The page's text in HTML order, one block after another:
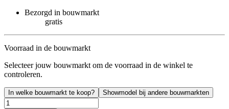
Bezorgd in bouwmarkt
gratis
Voorraad in de bouwmarkt
Selecteer jouw bouwmarkt om de voorraad in de winkel te
controleren.
In welke bouwmarkt te koop? Showmodel bij andere bouwmarkten